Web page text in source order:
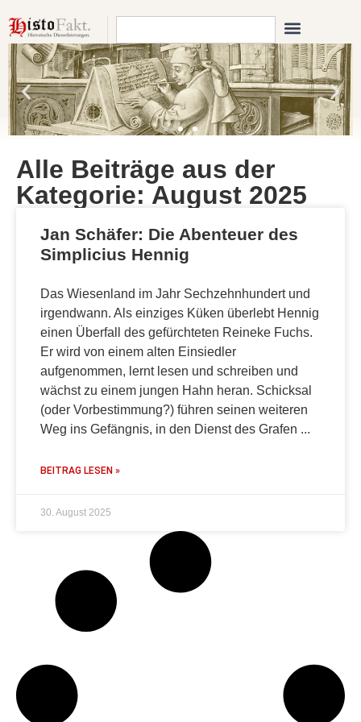
Alle Beiträge aus der
Kategorie: August 2025
Jan Schäfer: Die Abenteuer des
Simplicius Hennig
Das Wiesenland im Jahr Sechzehnhundert und
irgendwann. Als einziges Küken überlebt Hennig
einen Überfall des gefürchteten Reineke Fuchs.
Er wird von einem alten Einsiedler
aufgenommen, lernt lesen und schreiben und
wächst zu einem jungen Hahn heran. Schicksal
(oder Vorbestimmung?) führen seinen weiteren
Weg ins Gefängnis, in den Dienst des Grafen
BEITRAG LESEN »
30. August 2025